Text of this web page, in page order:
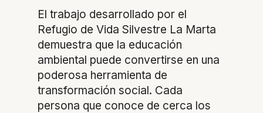
El trabajo desarrollado por el
Refugio de Vida Silvestre La Marta
demuestra que la educación
ambiental puede convertirse en una
poderosa herramienta de
transformación social. Cada
persona que conoce de cerca los